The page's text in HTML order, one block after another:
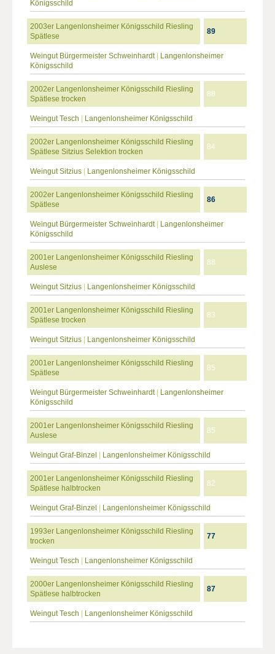
Königsschild
2003er Langenlonsheimer Königsschild Riesling
Spätlese
89
Weingut Bürgermeister Schweinhardt|
Langenlonsheimer
Königsschild
2002er Langenlonsheimer Königsschild Riesling
Spätlese trocken
88
Weingut Tesch Langenlonsheimer Königsschild
2002er Langenlonsheimer Königsschild Riesling
Spätlese Sitzius Selektion trocken
84
Weingut Sitzius Langenlonsheimer Königsschild
2002er Langenlonsheimer Königsschild Riesling
Spätlese
86
Weingut Bürgermeister Schweinhardt|
Langenlonsheimer
Königsschild
2001er Langenlonsheimer Königsschild Riesling
Auslese
88
Weingut Sitzius Langenlonsheimer Königsschild
2001er Langenlonsheimer Königsschild Riesling
Spätlese trocken
83
Weingut Sitzius Langenlonsheimer Königsschild
2001er Langenlonsheimer Königsschild Riesling
Spätlese
85
Weingut Bürgermeister Schweinhardt|
Langenlonsheimer
Königsschild
2001er Langenlonsheimer Königsschild Riesling
Auslese
85
Weingut Graf-Binzel Langenlonsheimer Königsschild
2001er Langenlonsheimer Königsschild Riesling
Spätlese halbtrocken
82
Weingut Graf-Binzel Langenlonsheimer Königsschild
1993er Langenlonsheimer Königsschild Riesling
trocken
77
Weingut Tesch Langenlonsheimer Königsschild
2000er Langenlonsheimer Königsschild Riesling
Spätlese halbtrocken
87
Weingut Tesch Langenlonsheimer Königsschild